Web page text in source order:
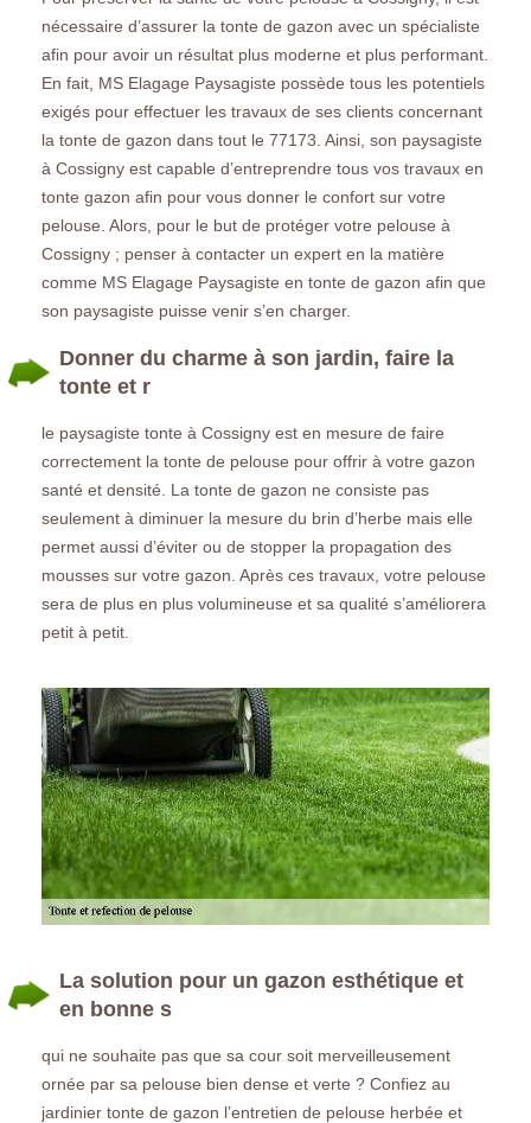
nécessaire d’assurer la tonte de gazon avec un spécialiste
afin pour avoir un résultat plus moderne et plus performant.
En fait, MS Elagage Paysagiste possède tous les potentiels
exigés pour effectuer les travaux de ses clients concernant
la tonte de gazon dans tout le 77173. Ainsi, son paysagiste
à Cossigny est capable d’entreprendre tous vos travaux en
tonte gazon afin pour vous donner le confort sur votre
pelouse. Alors, pour le but de protéger votre pelouse à
Cossigny ; penser à contacter un expert en la matière
comme MS Elagage Paysagiste en tonte de gazon afin que
son paysagiste puisse venir s’en charger.
Donner du charme à son jardin, faire la
tonte et r
le paysagiste tonte à Cossigny est en mesure de faire
correctement la tonte de pelouse pour offrir à votre gazon
santé et densité. La tonte de gazon ne consiste pas
seulement à diminuer la mesure du brin d’herbe mais elle
permet aussi d’éviter ou de stopper la propagation des
mousses sur votre gazon. Après ces travaux, votre pelouse
sera de plus en plus volumineuse et sa qualité s’améliorera
petit à petit.
La solution pour un gazon esthétique et
en bonne s
qui ne souhaite pas que sa cour soit merveilleusement
ornée par sa pelouse bien dense et verte ? Confiez au
jardinier tonte de gazon l’entretien de pelouse herbée et